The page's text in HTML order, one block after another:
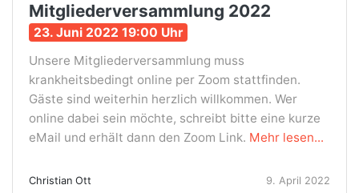
Mitgliederversammlung 2022
23. Juni 2022 19:00 Uhr
Unsere Mitgliederversammlung muss
krankheitsbedingt online per Zoom stattfinden.
Gäste sind weiterhin herzlich willkommen. Wer
online dabei sein möchte, schreibt bitte eine kurze
eMail und erhält dann den Zoom Link. Mehr lesen...
Christian Ott 9. April 2022